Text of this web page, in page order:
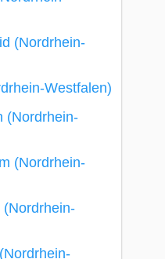
(Nordrhein-
Westfalen)
(Nordrhein-
(Nordrhein-